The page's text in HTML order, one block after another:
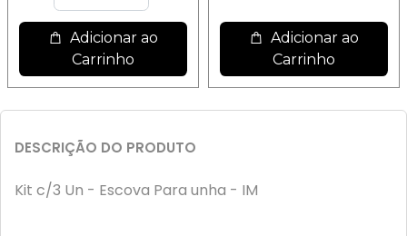
Adicionar ao
Carrinho
Adicionar ao
Carrinho
DESCRIÇÃO DO PRODUTO
Kit c/3 Un - Escova Para unha - IM